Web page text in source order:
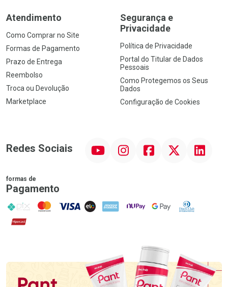
Atendimento
Como Comprar no Site
Formas de Pagamento
Prazo de Entrega
Reembolso
Troca ou Devolução
Marketplace
Segurança e
Privacidade
Política de Privacidade
Portal do Titular de Dados
Pessoais
Como Protegemos os Seus
Dados
Configuração de Cookies
Redes Sociais InstagramFacebookTwitter Linkedin
formas de
Pagamento
PIX MasterCard
VISA ELO AMEX NuPay Google PayDiners Club
Hipercard